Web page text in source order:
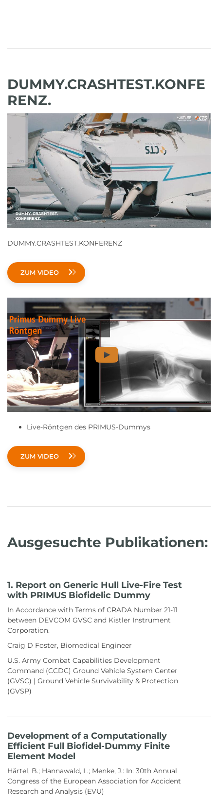
DUMMY.CRASHTEST.KONFE
RENZ.
DUMMY.CRASHTEST.KONFERENZ
ZUM VIDEO
Live-Röntgen des PRIMUS-Dummys
ZUM VIDEO
Ausgesuchte Publikationen:
1. Report on Generic Hull Live-Fire Test
with PRIMUS Biofidelic Dummy
In Accordance with Terms of CRADA Number 21-11
between DEVCOM GVSC and Kistler Instrument
Corporation.
Craig D Foster, Biomedical Engineer
U.S. Army Combat Capabilities Development
Command (CCDC) Ground Vehicle System Center
(GVSC) | Ground Vehicle Survivability & Protection
(GVSP)
Development of a Computationally
Efficient Full Biofidel-Dummy Finite
Element Model
Härtel, B.; Hannawald, L.; Menke, J.: In: 30th Annual
Congress of the European Association for Accident
Research and Analysis (EVU)